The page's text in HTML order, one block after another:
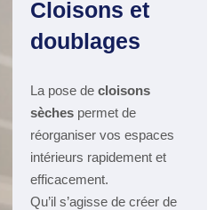
Cloisons et
doublages
La pose de cloisons
sèchespermet de
réorganiser vos espaces
intérieurs rapidement et
efficacement.
Qu’il s’agisse de créer de